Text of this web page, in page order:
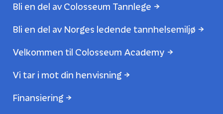
Bli en del av Colosseum Tannlege
Bli en del av Norges ledende tannhelsemiljø
Velkommen til Colosseum Academy
Vi tar i mot din henvisning
Finansiering